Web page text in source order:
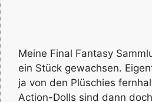
Meine Final Fantasy
ein Stück gewachsen.
ja von den Plüschies
Action-Dolls sind dann